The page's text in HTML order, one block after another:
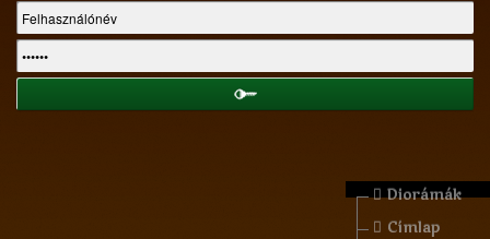
Diorámák
Címlap